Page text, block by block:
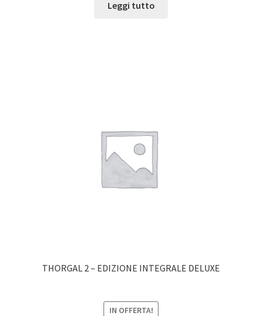
Leggi tutto
THORGAL 2 – EDIZIONE INTEGRALE DELUXE
IN OFFERTA!